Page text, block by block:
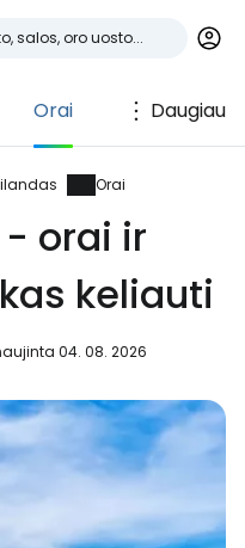
Orai Daugiau
Orai
orai ir
keliauti
04. 08. 2026